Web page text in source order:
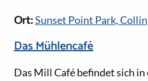
Ort:Sunset Point Park,
Das Mühlencafé
Das Mill Café befindet sich